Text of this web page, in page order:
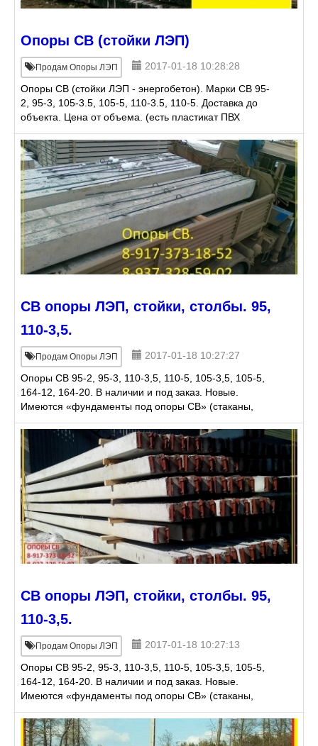
Опоры СВ (стойки ЛЭП)
Продам Опоры ЛЭП
2017-01-18 10:28:28
Опоры СВ (стойки ЛЭП - энергобетон). Марки СВ 95-
2, 95-3, 105-3.5, 105-5, 110-3.5, 110-5. Доставка до
объекта. Цена от объема. (есть пластикат ПВХ
обувной и пластификатор ДОФ)
СВ опоры ЛЭП, стойки, столбы. 95,
110-3,5.
Продам Опоры ЛЭП
2017-01-18 10:27:27
Опоры СВ 95-2, 95-3, 110-3,5, 110-5, 105-3,5, 105-5,
164-12, 164-20. В наличии и под заказ. Новые.
Имеются «фундаменты под опоры СВ» (стаканы,
тумбы). Доставка. Бонусная программа для
сотрудников о
СВ опоры ЛЭП, стойки, столбы. 95,
110-3,5.
Продам Опоры ЛЭП
2017-01-18 10:27:13
Опоры СВ 95-2, 95-3, 110-3,5, 110-5, 105-3,5, 105-5,
164-12, 164-20. В наличии и под заказ. Новые.
Имеются «фундаменты под опоры СВ» (стаканы,
тумбы). Доставка. Бонусная программа для
сотрудников о